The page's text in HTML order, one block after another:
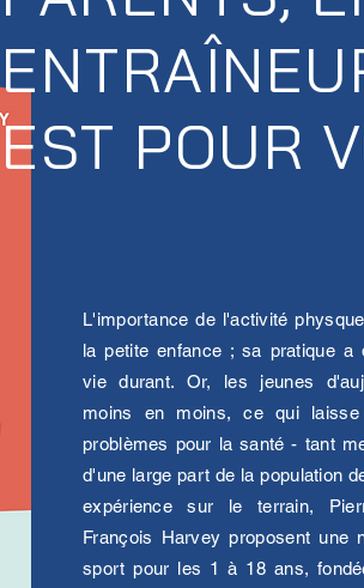
EST POUR
L'importance de l'activité
la petite enfance ; sa pratique a
vie durant. Or, les jeunes
moins en moins, ce qui laisse
problèmes pour la santé - tant
d'une large part de la population
expérience sur le terrain,
François Harvey proposent une
sport pour les 1 à 18 ans,